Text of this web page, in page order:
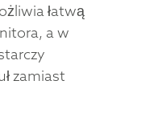
łatwą
a w
zamiast